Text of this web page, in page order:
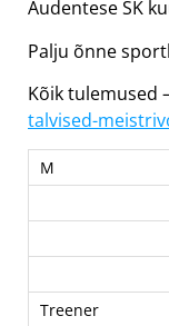
Audentese SK
Palju õnne
Kõik tulemused
talvised-